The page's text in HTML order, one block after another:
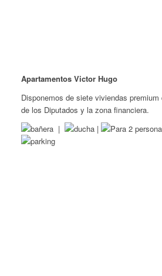
Apartamentos Victor Hugo
Disponemos de siete viviendas
de los Diputados y la zona financiera.
|
|